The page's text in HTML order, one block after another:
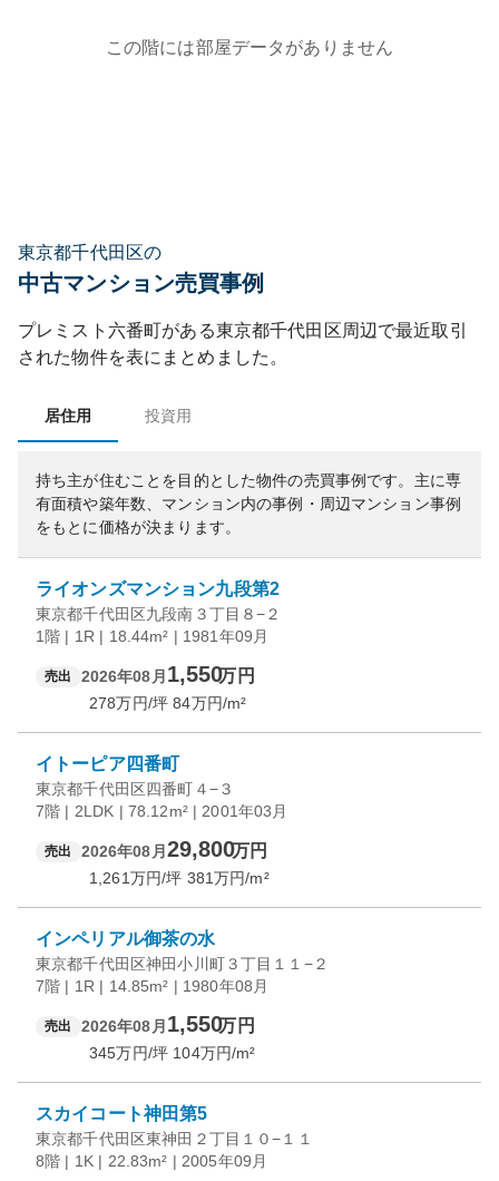
この階には部屋データがありません
東京都千代田区の
中古マンション売買事例
プレミスト六番町がある東京都千代田区周辺で最近取引
された物件を表にまとめました。
居住用 投資用
持ち主が住むことを目的とした物件の売買事例です。 主に専
有面積や築年数、マンション内の事例・周辺マンション事例
をもとに価格が決まります。
ライオンズマンション九段第2
東京都千代田区九段南３丁目８−２
1階 | 1R | 18.44m² | 1981年09月
売出 2026年08月 1,550万円
278万円/坪 84万円/m²
イトーピア四番町
東京都千代田区四番町４−３
7階 | 2LDK | 78.12m² | 2001年03月
売出 2026年08月 29,800万円
1,261万円/坪 381万円/m²
インペリアル御茶の水
東京都千代田区神田小川町３丁目１１−２
7階 | 1R | 14.85m² | 1980年08月
売出 2026年08月 1,550万円
345万円/坪 104万円/m²
スカイコート神田第5
東京都千代田区東神田２丁目１０−１１
8階 | 1K | 22.83m² | 2005年09月